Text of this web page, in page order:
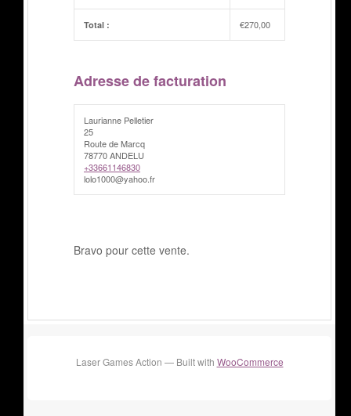
Total : €270,00
Adresse de facturation
Laurianne Pelletier
25
Route de Marcq
78770 ANDELU
+33661146830
lolo1000@yahoo.fr
Bravo pour cette vente.
Laser Games Action — Built with WooCommerce